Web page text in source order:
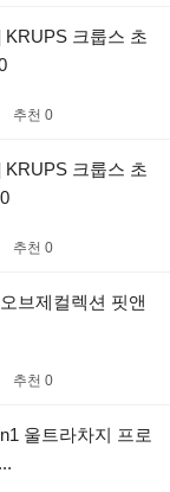
크룹스 초
추천 0
크룹스 초
추천 0
브제컬렉션 핏앤
추천 0
울트라차지 프로